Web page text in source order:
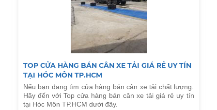
TOP CỬA HÀNG BÁN CÂN XE TẢI GIÁ RẺ UY TÍN
TẠI HÓC MÔN TP.HCM
Nếu bạn đang tìm cửa hàng bán cân xe tải chất lượng.
Hãy đến với Top cửa hàng bán cân xe tải giá rẻ uy tín
tại Hóc Môn TP.HCM dưới đây.